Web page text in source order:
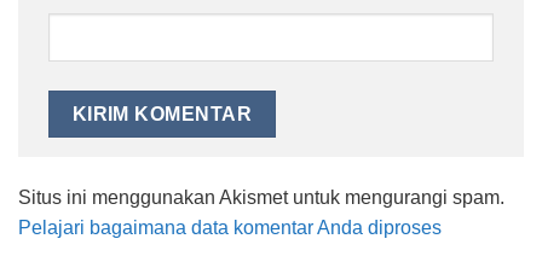
Situs ini menggunakan Akismet untuk mengurangi spam.
Pelajari bagaimana data komentar Anda diproses